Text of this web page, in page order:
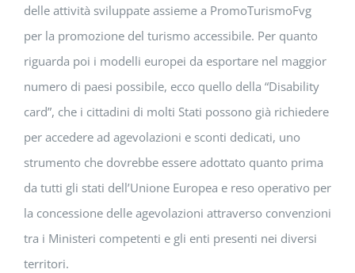
delle attività sviluppate assieme a PromoTurismoFvg
per la promozione del turismo accessibile. Per quanto
riguarda poi i modelli europei da esportare nel maggior
numero di paesi possibile, ecco quello della “Disability
card”, che i cittadini di molti Stati possono già richiedere
per accedere ad agevolazioni e sconti dedicati, uno
strumento che dovrebbe essere adottato quanto prima
da tutti gli stati dell’Unione Europea e reso operativo per
la concessione delle agevolazioni attraverso convenzioni
tra i Ministeri competenti e gli enti presenti nei diversi
territori.